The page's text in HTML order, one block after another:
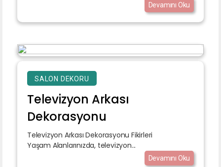
Devamını Oku
SALON DEKORU
Televizyon Arkası
Dekorasyonu
Televizyon Arkası Dekorasyonu Fikirleri
Yaşam Alanlarınızda, televizyon...
Devamını Oku